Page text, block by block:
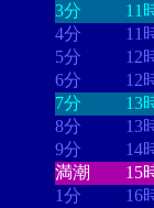
3分
11
4分
11
5分
12
6分
12
7分
13
8分
13
9分
14
満潮
15
1分
16